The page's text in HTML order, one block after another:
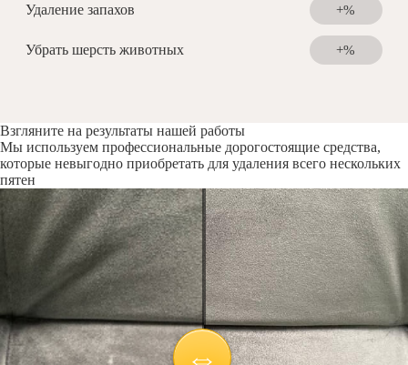
Удаление запахов +%
Убрать шерсть животных +%
Взгляните на результаты нашей работы
Мы используем профессиональные дорогостоящие средства,
которые невыгодно приобретать для удаления всего нескольких
пятен